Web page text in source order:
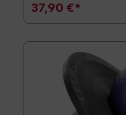
37,90 €*